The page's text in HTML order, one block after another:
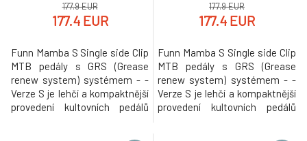
177.9 EUR
177.4 EUR
Funn Mamba S Single side Clip
MTB pedály s GRS (Grease
renew system) systémem - -
Verze S je lehčí a kompaktnější
provedení kultovních pedálů
177.9 EUR
177.4 EUR
Funn Mamba S Single side Clip
MTB pedály s GRS (Grease
renew system) systémem - -
Verze S je lehčí a kompaktnější
provedení kultovních pedálů